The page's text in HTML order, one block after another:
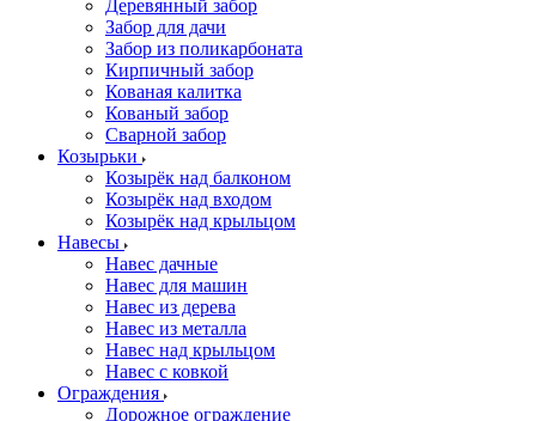
Деревянный забор
Забор для дачи
Забор из поликарбоната
Кирпичный забор
Кованая калитка
Кованый забор
Сварной забор
Козырьки
Козырёк над балконом
Козырёк над входом
Козырёк над крыльцом
Навесы
Навес дачные
Навес для машин
Навес из дерева
Навес из металла
Навес над крыльцом
Навес с ковкой
Ограждения
Дорожное ограждение